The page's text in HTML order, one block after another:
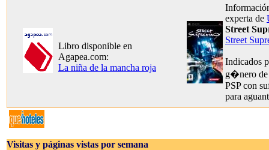
Libro disponible en
Agapea.com:
La niña de la mancha roja
experta de
Street
Street
Indicados
g�nero
PSP con
para
Visitas y páginas vistas por semana